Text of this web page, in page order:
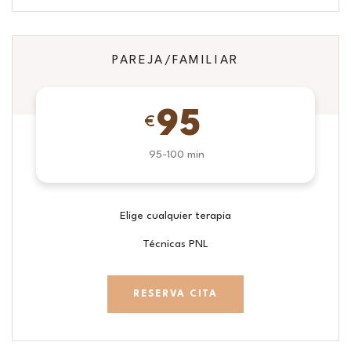
PAREJA/FAMILIAR
€ 95
95-100 min
Elige cualquier terapia
Técnicas PNL
RESERVA CITA